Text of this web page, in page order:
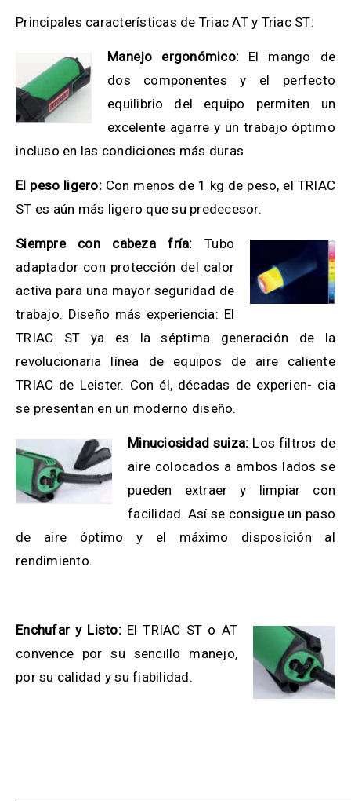
Principales características de Triac AT y Triac ST:
Manejo ergonómico: El mango de
dos componentes y el perfecto
equilibrio del equipo permiten un
excelente agarre y un trabajo óptimo
incluso en las condiciones más duras
El peso ligero:Con menos de 1 kg de peso, el TRIAC
ST es aún más ligero que su predecesor.
Siempre con cabeza fría: Tubo
adaptador con protección del calor
activa para una mayor seguridad de
trabajo. Diseño más experiencia: El
TRIAC ST ya es la séptima generación de la
revolucionaria línea de equipos de aire caliente
TRIAC de Leister. Con él, décadas de experien- cia
se presentan en un moderno diseño.
Minuciosidad suiza: Los filtros de
aire colocados a ambos lados se
pueden extraer y limpiar con
facilidad. Así se consigue un paso
de aire óptimo y el máximo disposición al
rendimiento.
Enchufar y Listo:El TRIAC ST o AT
convence por su sencillo manejo,
por su calidad y su fiabilidad.